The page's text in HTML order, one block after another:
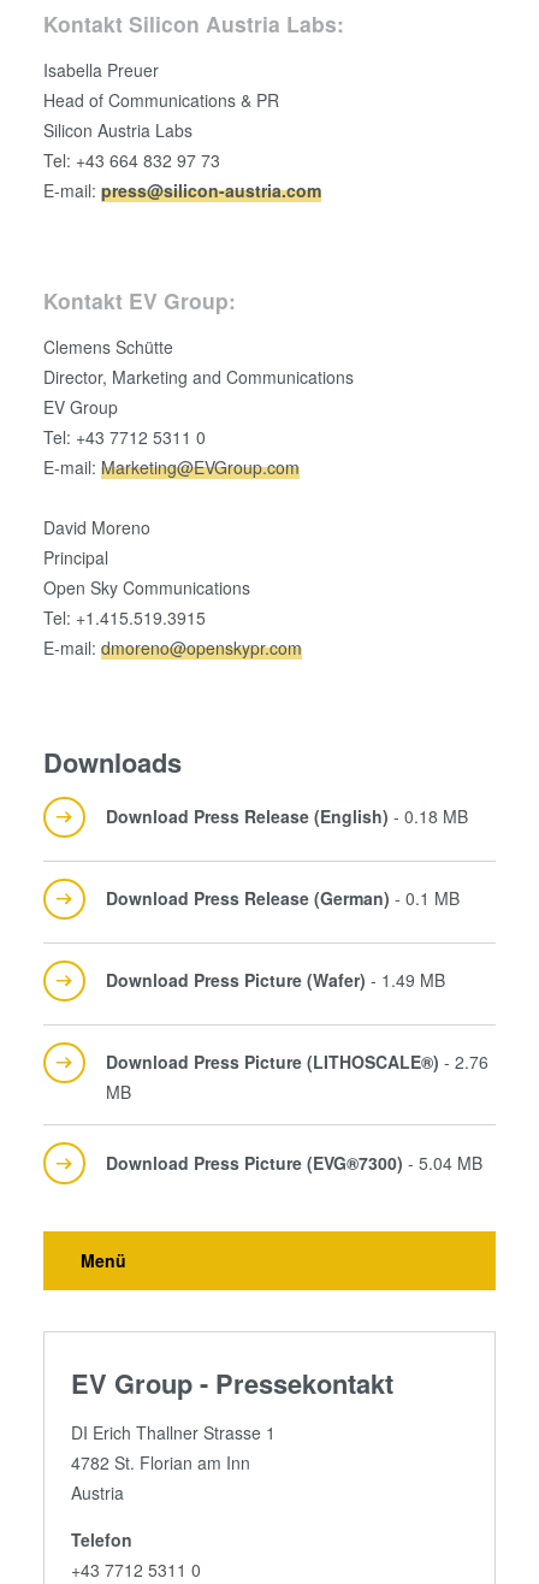
Kontakt Silicon Austria Labs:
Isabella Preuer
Head of Communications & PR
Silicon Austria Labs
Tel: +43 664 832 97 73
E-mail:press@silicon-austria.com
Kontakt EV Group:
Clemens Schütte
Director, Marketing and Communications
EV Group
Tel: +43 7712 5311 0
E-mail:Marketing@EVGroup.com
David Moreno
Principal
Open Sky Communications
Tel: +1.415.519.3915
E-mail:dmoreno@openskypr.com
Downloads
Download Press Release (English) - 0.18 MB
Download Press Release (German) - 0.1 MB
Download Press Picture (Wafer) - 1.49 MB
Download Press Picture (LITHOSCALE®) - 2.76
MB
Download Press Picture (EVG®7300) - 5.04 MB
Menü
EV Group - Pressekontakt
DI Erich Thallner Strasse 1
4782 St. Florian am Inn
Austria
Telefon
+43 7712 5311 0